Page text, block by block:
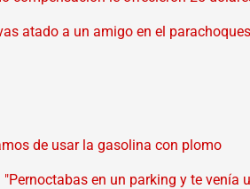
atado a un amigo en el
de usar la gasolina con plomo
en un parking y te